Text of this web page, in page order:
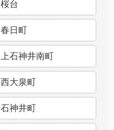
桜台
春日町
上石神井南町
西大泉町
石神井町